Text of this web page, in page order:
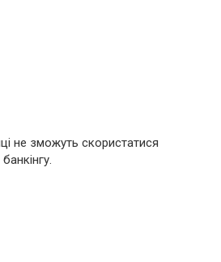
не зможуть скористатися